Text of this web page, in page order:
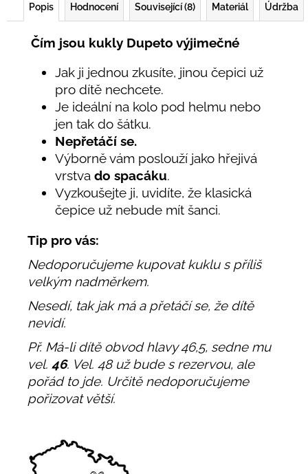
Popis Hodnocení Související (8) Materiál Údržba
Čím jsou kukly Dupeto výjimečné
Jak ji jednou zkusíte, jinou čepici už
pro dítě nechcete.
Je ideální na kolo pod helmu nebo
jen tak do šátku.
Nepřetáčí se.
Výborně vám poslouží jako hřejivá
vrstva do spacáku.
Vyzkoušejte ji, uvidíte, že klasická
čepice už nebude mít šanci.
Tip pro vás:
Nedoporučujeme kupovat kuklu s příliš
velkým nadměrkem.
Nesedí, tak jak má a přetáčí se, že dítě
nevidí.
Př. Má-li dítě obvod hlavy 46,5, sedne mu
vel. 46. Vel. 48 už bude s rezervou, ale
pořád to jde. Určitě nedoporučujeme
pořizovat větší.